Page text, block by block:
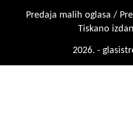
Predaja malih oglasa /
Tiskano
2026. -